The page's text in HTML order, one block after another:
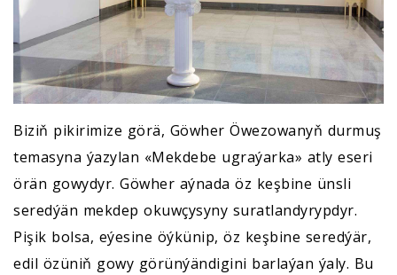
Biziň pikirimize görä, Göwher Öwezowanyň durmuş
temasyna ýazylan «Mekdebe ugraýarka» atly eseri
örän gowydyr. Göwher aýnada öz keşbine ünsli
seredýän mekdep okuwçysyny suratlandyrypdyr.
Pişik bolsa, eýesine öýkünip, öz keşbine seredýär,
edil özüniň gowy görünýändigini barlaýan ýaly. Bu